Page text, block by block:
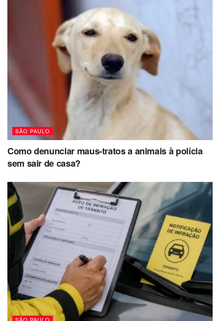
SÃO PAULO
Como denunciar maus-tratos a animais à polícia
sem sair de casa?